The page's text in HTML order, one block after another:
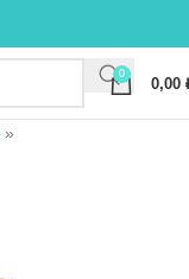
0
0,00
»